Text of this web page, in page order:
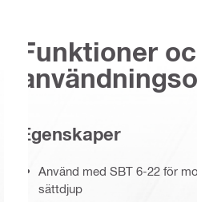
Funktioner
Egenskaper
Använd med SBT 6-22 för
sättdjup